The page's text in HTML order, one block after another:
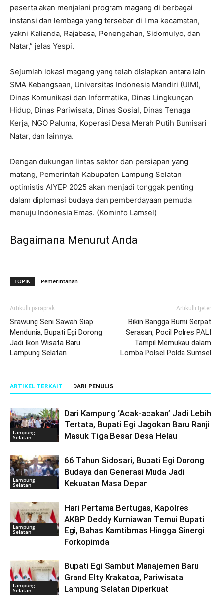
peserta akan menjalani program magang di berbagai
instansi dan lembaga yang tersebar di lima kecamatan,
yakni Kalianda, Rajabasa, Penengahan, Sidomulyo, dan
Natar,” jelas Yespi.
Sejumlah lokasi magang yang telah disiapkan antara lain
SMA Kebangsaan, Universitas Indonesia Mandiri (UIM),
Dinas Komunikasi dan Informatika, Dinas Lingkungan
Hidup, Dinas Pariwisata, Dinas Sosial, Dinas Tenaga
Kerja, NGO Paluma, Koperasi Desa Merah Putih Bumisari
Natar, dan lainnya.
Dengan dukungan lintas sektor dan persiapan yang
matang, Pemerintah Kabupaten Lampung Selatan
optimistis AIYEP 2025 akan menjadi tonggak penting
dalam diplomasi budaya dan pemberdayaan pemuda
menuju Indonesia Emas. (Kominfo Lamsel)
Bagaimana Menurut Anda
TOPIK Pemerintahan
Artikulli paraprak
Srawung Seni Sawah Siap
Mendunia, Bupati Egi Dorong
Jadi Ikon Wisata Baru
Lampung Selatan
Artikulli tjetër
Bikin Bangga Bumi Serpat
Serasan, Pocil Polres PALI
Tampil Memukau dalam
Lomba Polsel Polda Sumsel
ARTIKEL TERKAIT DARI PENULIS
Lampung
Selatan
Dari Kampung ‘Acak-acakan’ Jadi Lebih
Tertata, Bupati Egi Jagokan Baru Ranji
Masuk Tiga Besar Desa Helau
Lampung
Selatan
66 Tahun Sidosari, Bupati Egi Dorong
Budaya dan Generasi Muda Jadi
Kekuatan Masa Depan
Lampung
Selatan
Hari Pertama Bertugas, Kapolres
AKBP Deddy Kurniawan Temui Bupati
Egi, Bahas Kamtibmas Hingga Sinergi
Forkopimda
Lampung
Selatan
Bupati Egi Sambut Manajemen Baru
Grand Elty Krakatoa, Pariwisata
Lampung Selatan Diperkuat